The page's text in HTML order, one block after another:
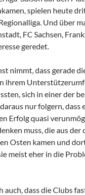
spielen heute
Und über
FC Sachsen,
geredet.
nimmt, dass gerade
ihrem
sich in einer der
nur folgern, dass
Erfolg quasi
muss, die aus
Osten kamen und
meist eher in die
dass die Clubs